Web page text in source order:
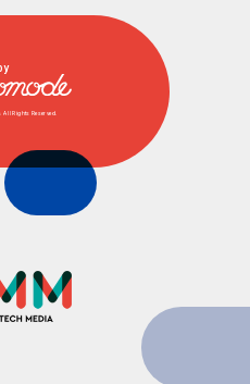
All Rights Reserved.